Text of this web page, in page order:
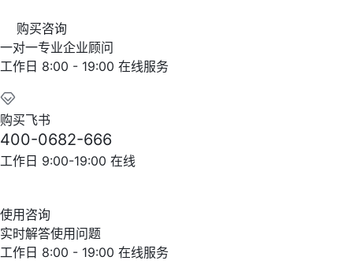
购买咨询
一对一专业企业顾问
工作日 8:00 - 19:00 在线服务
购买飞书
400-0682-666
工作日 9:00-19:00 在线
使用咨询
实时解答使用问题
工作日 8:00 - 19:00 在线服务